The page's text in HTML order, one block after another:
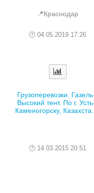
📍Краснодар
04.05.2019 17:26
Грузоперевозки.
Высокий тент. По г.
Каменогорску, Казахста...
14.03.2015 20:51